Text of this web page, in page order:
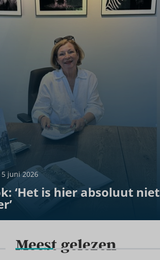
5 juni 2026
‘Het is hier absoluut niet
Meest gelezen